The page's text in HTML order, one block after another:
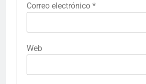
Correo electrónico *
Web